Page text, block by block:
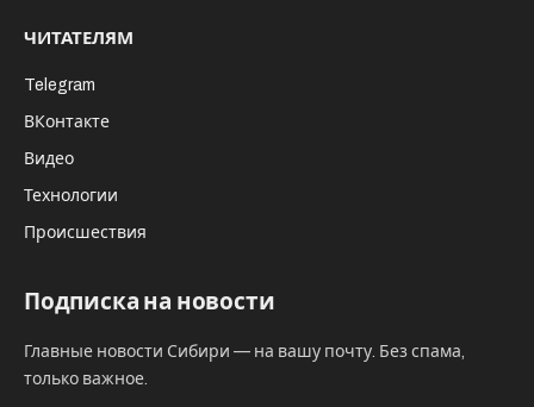
ЧИТАТЕЛЯМ
Telegram
ВКонтакте
Видео
Технологии
Происшествия
Подписка на новости
Главные новости Сибири — на вашу почту. Без спама,
только важное.